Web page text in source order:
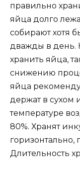
правильно
яйца долго
собирают хотя
дважды в день.
хранить яйца,
снижению
яйца
держат в
температуре
80%. Хранят
Длительность